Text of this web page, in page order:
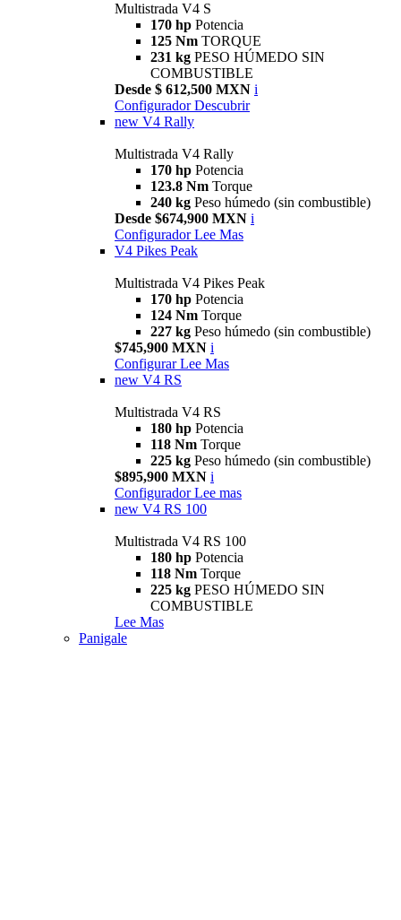
Multistrada V4 S
170 hp Potencia
125 Nm TORQUE
231 kg PESO HÚMEDO SIN
COMBUSTIBLE
Desde $ 612,500 MXN i
Configurador Descubrir
new V4 Rally
Multistrada V4 Rally
170 hp Potencia
123.8 Nm Torque
240 kg Peso húmedo (sin combustible)
Desde $674,900 MXN i
Configurador Lee Mas
V4 Pikes Peak
Multistrada V4 Pikes Peak
170 hp Potencia
124 Nm Torque
227 kg Peso húmedo (sin combustible)
$745,900 MXN i
Configurar Lee Mas
new V4 RS
Multistrada V4 RS
180 hp Potencia
118 Nm Torque
225 kg Peso húmedo (sin combustible)
$895,900 MXN i
Configurador Lee mas
new V4 RS 100
Multistrada V4 RS 100
180 hp Potencia
118 Nm Torque
225 kg PESO HÚMEDO SIN
COMBUSTIBLE
Lee Mas
Panigale